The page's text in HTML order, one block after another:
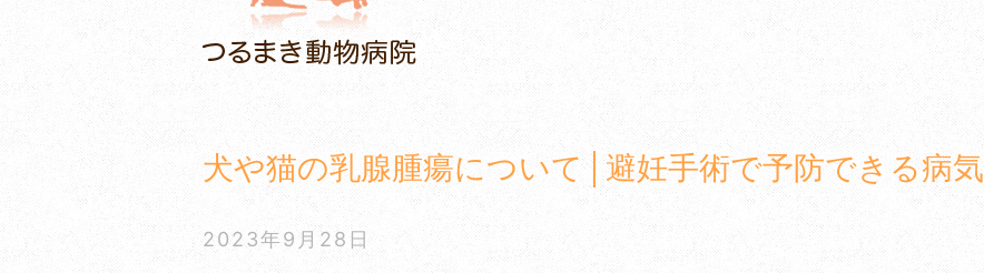
犬や猫の乳腺腫瘍について│避妊手術で予防できる病気
2023年9月28日